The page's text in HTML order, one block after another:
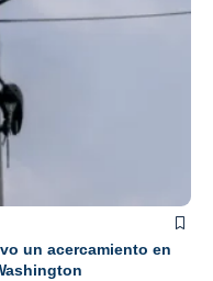
un acercamiento en